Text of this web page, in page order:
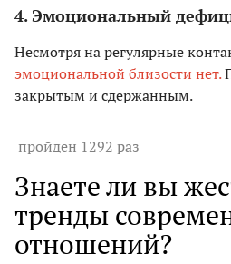
4. Эмоциональный
Несмотря на регулярные
эмоциональной близости нет.
закрытым и сдержанным.
пройден 1292 раз
Знаете ли вы
тренды
отношений?